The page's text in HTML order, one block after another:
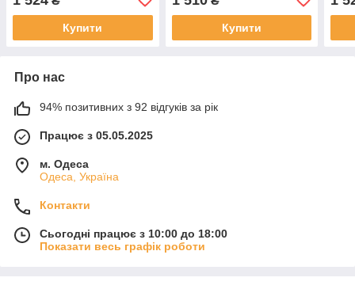
Купити Купити
Про нас
94% позитивних з 92 відгуків за рік
Працює з 05.05.2025
м. Одеса
Одеса, Україна
Контакти
Сьогодні працює з 10:00 до 18:00
Показати весь графік роботи